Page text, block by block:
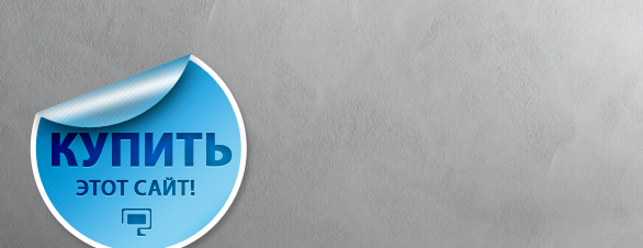
Перейти
содержимому